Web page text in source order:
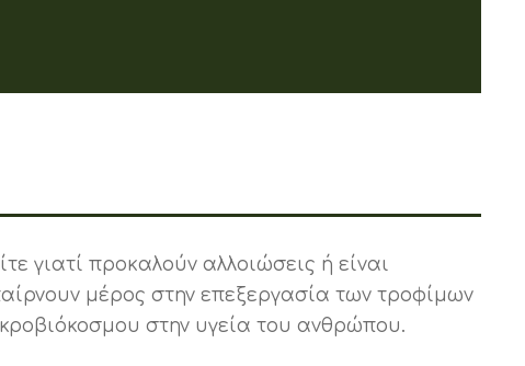
γιατί προκαλούν αλλοιώσεις ή είναι
μέρος στην επεξεργασία των τροφίμων
στην υγεία του ανθρώπου.